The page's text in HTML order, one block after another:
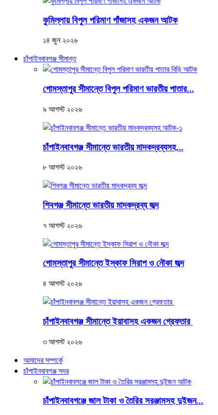
কুমিল্লায় বিপুল পরিমাণ গাঁজাসহ একজন আটক
১৪ জুন ২০২৬
চাঁপাইনবাবগঞ্জ সীমান্ত
গোমস্তাপুর সীমান্তে বিপুল পরিমাণ ভারতীয় পাতার...
৯ আগস্ট ২০২৬
চাঁপাইনবাবগঞ্জ সীমান্তে ভারতীয় মাদকদ্রব্যসহ...
৮ আগস্ট ২০২৬
শিবগঞ্জ সীমান্তে ভারতীয় মাদকদ্রব্য জব্দ
৭ আগস্ট ২০২৬
গোমস্তাপুর সীমান্তে ইস্কাফ সিরাপ ও নৌকা জব্দ
৪ আগস্ট ২০২৬
চাঁপাইনবাবগঞ্জ সীমান্তে ইয়াবাসহ একজন গ্রেফতার
৩ আগস্ট ২০২৬
আমাদের সম্পর্কে
চাঁপাইনবাবগঞ্জ সদর
চাঁপাইনবাবগঞ্জে জাল টাকা ও তৈরির সরঞ্জামসহ দুইজন...